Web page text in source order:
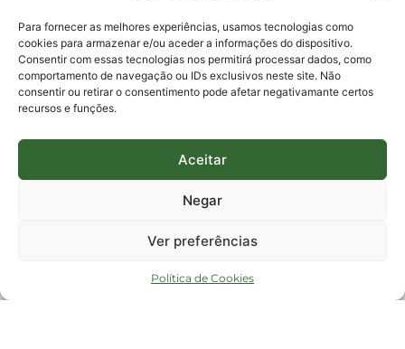
Para fornecer as melhores experiências, usamos tecnologias como
cookies para armazenar e/ou aceder a informações do dispositivo.
Consentir com essas tecnologias nos permitirá processar dados, como
comportamento de navegação ou IDs exclusivos neste site. Não
consentir ou retirar o consentimento pode afetar negativamante certos
recursos e funções.
Aceitar
Negar
Ver preferências
Política de Cookies
Para assuntos relacionados à Pesquisa
pesquisa@fapesc.sc.gov.br
Para assuntos relacionados à Inovação
inovacao@fapesc.sc.gov.br
Para assuntos relacionados à Bolsas
bolsas@fapesc.sc.gov.br
Para assuntos relacionados à Prestação de Contas
Para assuntos relacionados à Plataforma
plataforma@fapesc.sc.gov.br
Jair Artur da Silva dpo@fapesc.sc.gov.br 3665-4831
km 01, Módulo 12A, Edifício Fapesc / Celta, 5° andar